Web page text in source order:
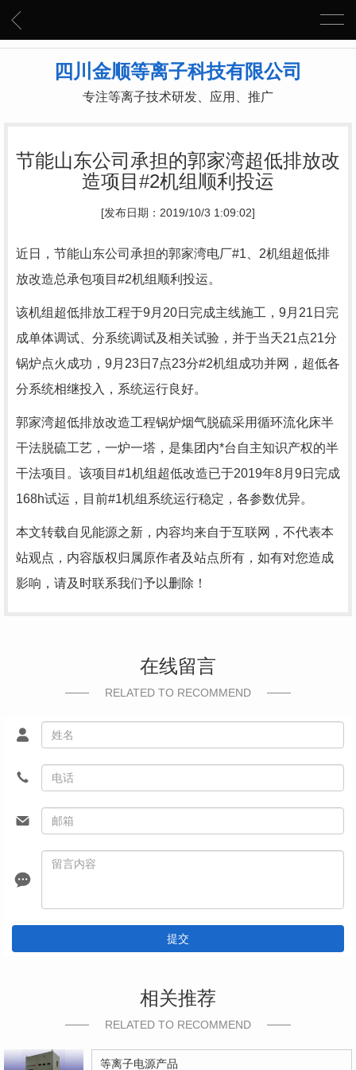
四川金顺等离子科技有限公司
专注等离子技术研发、应用、推广
节能山东公司承担的郭家湾超低排放改
造项目#2机组顺利投运
[发布日期：2019/10/3 1:09:02]
近日，节能山东公司承担的郭家湾电厂#1、2机组超低排
放改造总承包项目#2机组顺利投运。
该机组超低排放工程于9月20日完成主线施工，9月21日完
成单体调试、分系统调试及相关试验，并于当天21点21分
锅炉点火成功，9月23日7点23分#2机组成功并网，超低各
分系统相继投入，系统运行良好。
郭家湾超低排放改造工程锅炉烟气脱硫采用循环流化床半
干法脱硫工艺，一炉一塔，是集团内*台自主知识产权的半
干法项目。该项目#1机组超低改造已于2019年8月9日完成
168h试运，目前#1机组系统运行稳定，各参数优异。
本文转载自见能源之新，内容均来自于互联网，不代表本
站观点，内容版权归属原作者及站点所有，如有对您造成
影响，请及时联系我们予以删除！
在线留言
RELATED TO RECOMMEND
提交
相关推荐
RELATED TO RECOMMEND
等离子电源产品